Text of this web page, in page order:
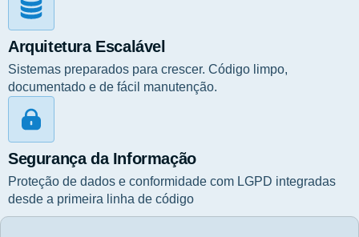
Arquitetura Escalável
Sistemas preparados para crescer. Código limpo,
documentado e de fácil manutenção.
Segurança da Informação
Proteção de dados e conformidade com LGPD integradas
desde a primeira linha de código